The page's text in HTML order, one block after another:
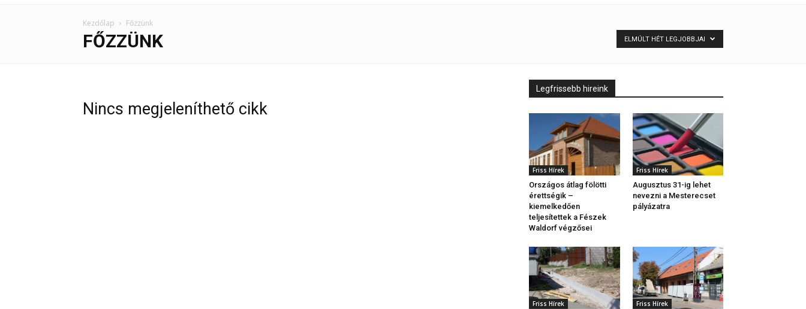
Kezdőlap Főzzünk
FŐZZÜNK ELMÚLT HÉT LEGJOBBJAI
Nincs megjeleníthető cikk
Legfrissebb hireink
Friss Hírek
Országos átlag fölötti
érettségik –
kiemelkedően
teljesítettek a Fészek
Waldorf végzősei
Friss Hírek
Augusztus 31-ig lehet
nevezni a Mesterecset
pályázatra
Friss Hírek Friss Hírek